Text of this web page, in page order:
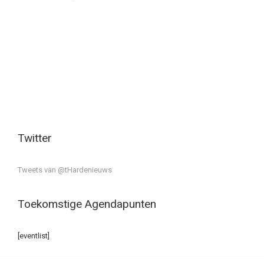
Twitter
Tweets van @tHardenieuws
Toekomstige Agendapunten
[eventlist]